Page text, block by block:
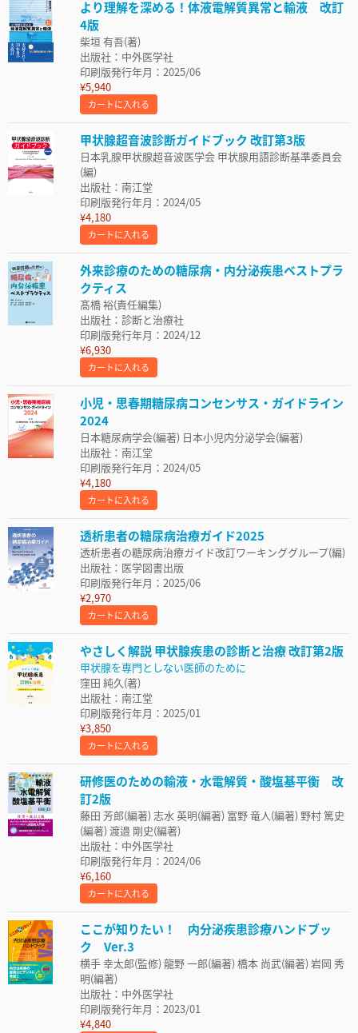
より理解を深める！体液電解質異常と輸液 改訂
4版
柴垣 有吾(著)
出版社：中外医学社
印刷版発行年月：2025/06
¥5,940
カートに入れる
甲状腺超音波診断ガイドブック 改訂第3版
日本乳腺甲状腺超音波医学会 甲状腺用語診断基準委員会
(編)
出版社：南江堂
印刷版発行年月：2024/05
¥4,180
カートに入れる
外来診療のための糖尿病・内分泌疾患ベストプラ
クティス
髙橋 裕(責任編集)
出版社：診断と治療社
印刷版発行年月：2024/12
¥6,930
カートに入れる
小児・思春期糖尿病コンセンサス・ガイドライン
2024
日本糖尿病学会(編著) 日本小児内分泌学会(編著)
出版社：南江堂
印刷版発行年月：2024/05
¥4,180
カートに入れる
透析患者の糖尿病治療ガイド2025
透析患者の糖尿病治療ガイド改訂ワーキンググループ(編)
出版社：医学図書出版
印刷版発行年月：2025/06
¥2,970
カートに入れる
やさしく解説 甲状腺疾患の診断と治療 改訂第2版
甲状腺を専門としない医師のために
窪田 純久(著)
出版社：南江堂
印刷版発行年月：2025/01
¥3,850
カートに入れる
研修医のための輸液・水電解質・酸塩基平衡 改
訂2版
藤田 芳郎(編著) 志水 英明(編著) 富野 竜人(編著) 野村 篤史
(編著) 渡邉 剛史(編著)
出版社：中外医学社
印刷版発行年月：2024/06
¥6,160
カートに入れる
ここが知りたい！ 内分泌疾患診療ハンドブッ
ク Ver.3
横手 幸太郎(監修) 龍野 一郎(編著) 橋本 尚武(編著) 岩岡 秀
明(編著)
出版社：中外医学社
印刷版発行年月：2023/01
¥4,840